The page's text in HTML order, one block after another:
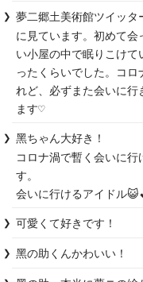
夢二郷土美術館ツイッタ
に見ています。初めて
い小屋の中で眠りこけ
ったくらいでした。コ
れど、必ずまた会いに
ます♡
黑ちゃん大好き！
コロナ渦で暫く会いに
す。
会いに行けるアイドル
可愛くて好きです！
黑の助くんかわいい！